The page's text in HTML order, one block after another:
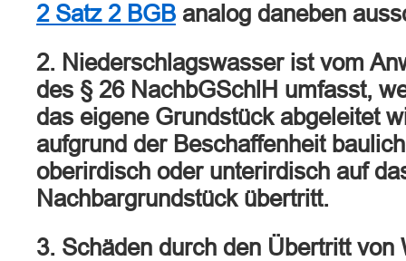
2 Satz 2 BGB analog daneben
2. Niederschlagswasser ist vom
des § 26 NachbGSchlH umfasst,
das eigene Grundstück abgeleitet
aufgrund der Beschaffenheit
oberirdisch oder unterirdisch auf
Nachbargrundstück übertritt.
3. Schäden durch den Übertritt von